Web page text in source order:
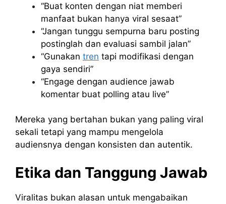
“Buat konten dengan niat memberi
manfaat bukan hanya viral sesaat”
“Jangan tunggu sempurna baru posting
postinglah dan evaluasi sambil jalan”
“Gunakan tren tapi modifikasi dengan
gaya sendiri”
“Engage dengan audience jawab
komentar buat polling atau live”
Mereka yang bertahan bukan yang paling viral
sekali tetapi yang mampu mengelola
audiensnya dengan konsisten dan autentik.
Etika dan Tanggung Jawab
Viralitas bukan alasan untuk mengabaikan